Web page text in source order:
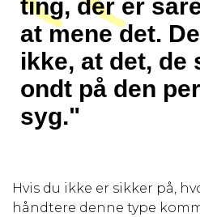
ting, der er
at mene det.
ikke, at det, de
ondt på den
syg."
Hvis du ikke er sikker på,
håndtere denne type